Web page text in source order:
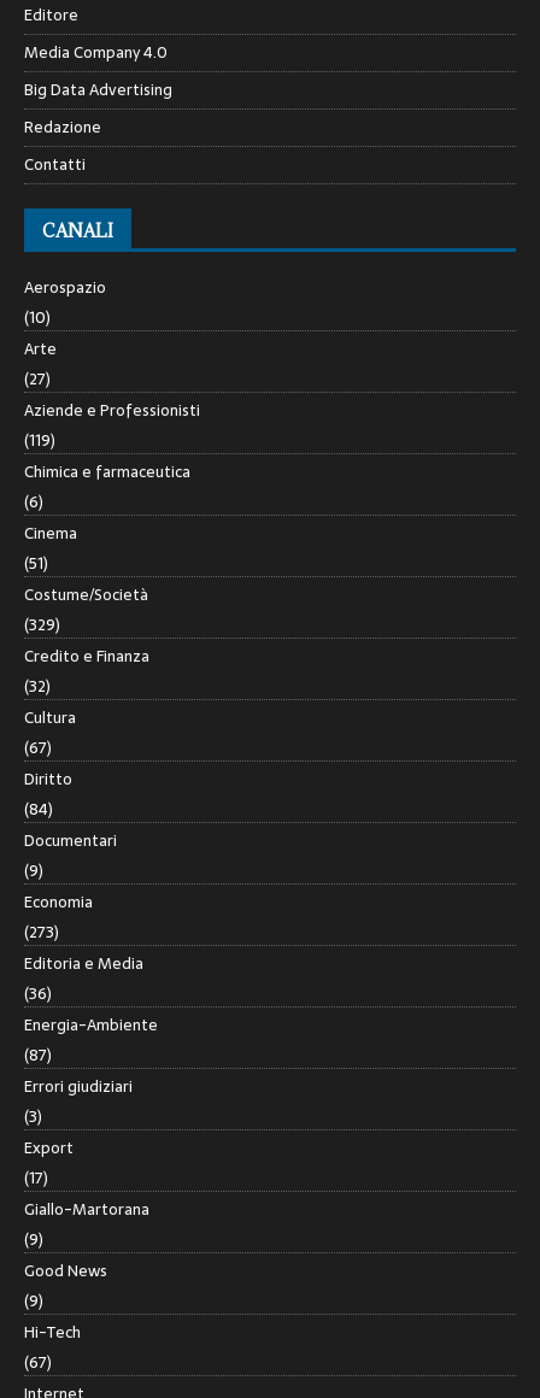
Editore
Media Company 4.0
Big Data Advertising
Redazione
Contatti
CANALI
Aerospazio
(10)
Arte
(27)
Aziende e Professionisti
(119)
Chimica e farmaceutica
(6)
Cinema
(51)
Costume/Società
(329)
Credito e Finanza
(32)
Cultura
(67)
Diritto
(84)
Documentari
(9)
Economia
(273)
Editoria e Media
(36)
Energia-Ambiente
(87)
Errori giudiziari
(3)
Export
(17)
Giallo-Martorana
(9)
Good News
(9)
Hi-Tech
(67)